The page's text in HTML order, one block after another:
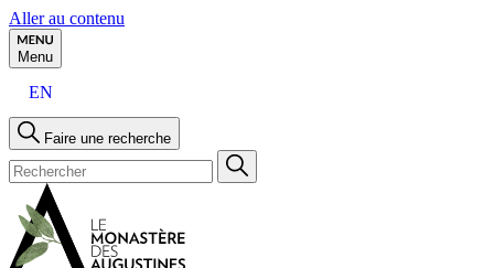
Aller au contenu
Menu
EN
Faire une recherche